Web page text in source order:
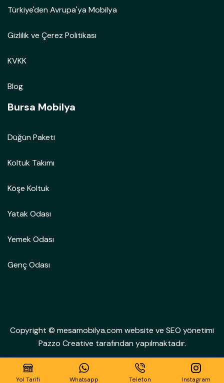
Türkiye'den Avrupa'ya Mobilya
Gizlilik ve Çerez Politikası
KVKK
Blog
Bursa Mobilya
Düğün Paketi
Koltuk Takımı
Köşe Koltuk
Yatak Odası
Yemek Odası
Genç Odası
Copyright © mesamobilya.com website ve SEO yönetimi
Pazzo Creative tarafından yapılmaktadır.
Yol Tarifi Whatsapp Telefon Instagram